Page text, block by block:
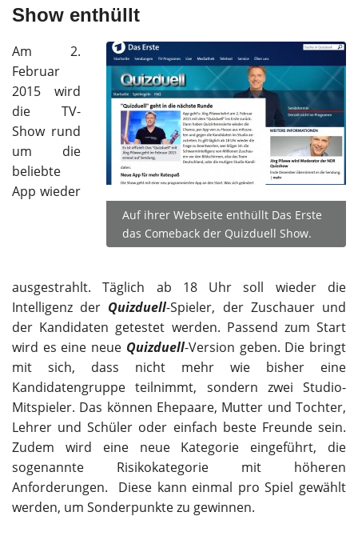
Show enthüllt
Auf ihrer Webseite enthüllt Das Erste
das Comeback der Quizduell Show.
Am 2.
Februar
2015 wird
die TV-
Show rund
um die
beliebte
App wieder
ausgestrahlt. Täglich ab 18 Uhr soll wieder die
Intelligenz der Quizduell-Spieler, der Zuschauer und
der Kandidaten getestet werden. Passend zum Start
wird es eine neue Quizduell-Version geben. Die bringt
mit sich, dass nicht mehr wie bisher eine
Kandidatengruppe teilnimmt, sondern zwei Studio-
Mitspieler. Das können Ehepaare, Mutter und Tochter,
Lehrer und Schüler oder einfach beste Freunde sein.
Zudem wird eine neue Kategorie eingeführt, die
sogenannte Risikokategorie mit höheren
Anforderungen. Diese kann einmal pro Spiel gewählt
werden, um Sonderpunkte zu gewinnen.